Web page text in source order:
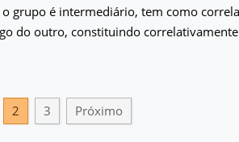
grupo é intermediário, tem como
do outro, constituindo
2 3 Próximo